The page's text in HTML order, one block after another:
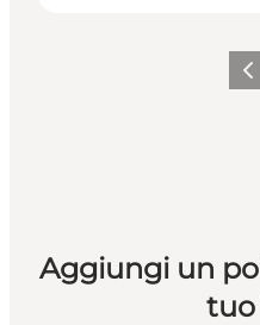
Aggiungi un
tuo